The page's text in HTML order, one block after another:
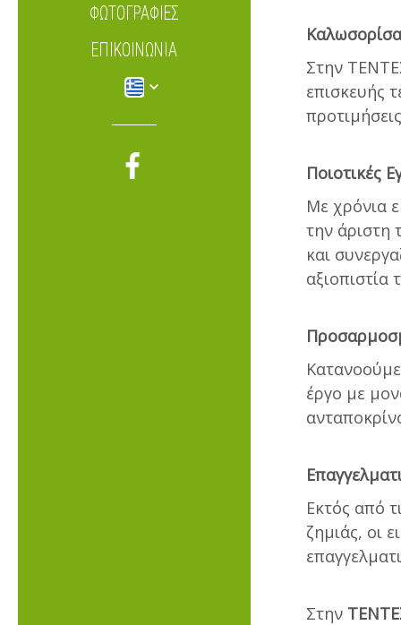
ΦΩΤΟΓΡΑΦΊΕΣ
ΕΠΙΚΟΙΝΩΝΊΑ
Στην
επισκευής
Ποιοτικές
Με χρόνια
την άριστη
και
αξιοπιστία
Κατανοούμε
έργο με
Εκτός από
ζημιάς, οι
Στην